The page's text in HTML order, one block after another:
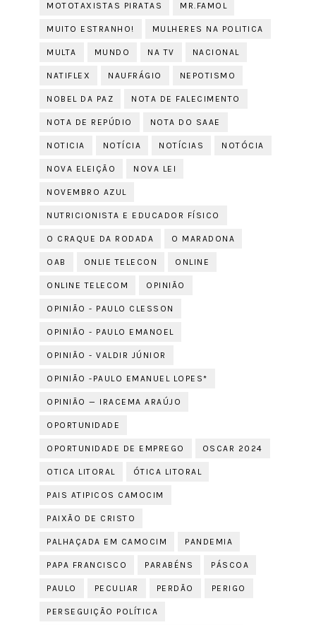
MOTOTAXISTAS PIRATAS MR.FAMOL
MUITO ESTRANHO! MULHERES NA POLITICA
MULTA MUNDO NA TV NACIONAL
NATIFLEX NAUFRÁGIO NEPOTISMO
NOBEL DA PAZ NOTA DE FALECIMENTO
NOTA DE REPÚDIO NOTA DO SAAE
NOTICIA NOTÍCIA NOTÍCIAS NOTÓCIA
NOVA ELEIÇÃO NOVA LEI
NOVEMBRO AZUL
NUTRICIONISTA E EDUCADOR FÍSICO
O CRAQUE DA RODADA O MARADONA
OAB ONLIE TELECON ONLINE
ONLINE TELECOM OPINIÃO
OPINIÃO - PAULO CLESSON
OPINIÃO - PAULO EMANOEL
OPINIÃO - VALDIR JÚNIOR
OPINIÃO -PAULO EMANUEL LOPES*
OPINIÃO — IRACEMA ARAÚJO
OPORTUNIDADE
OPORTUNIDADE DE EMPREGO OSCAR 2024
OTICA LITORAL ÓTICA LITORAL
PAIS ATIPICOS CAMOCIM
PAIXÃO DE CRISTO
PALHAÇADA EM CAMOCIM PANDEMIA
PAPA FRANCISCO PARABÉNS PÁSCOA
PAULO PECULIAR PERDÃO PERIGO
PERSEGUIÇÃO POLÍTICA